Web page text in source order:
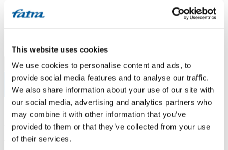
This website uses cookies
We use cookies to personalise content and ads, to
provide social media features and to analyse our traffic.
We also share information about your use of our site with
our social media, advertising and analytics partners who
may combine it with other information that you’ve
provided to them or that they’ve collected from your use
of their services.
Ochranná geotextilie
Menu
Menu
Domů /
Poradna/
Dotaz 730
Dotaz 730